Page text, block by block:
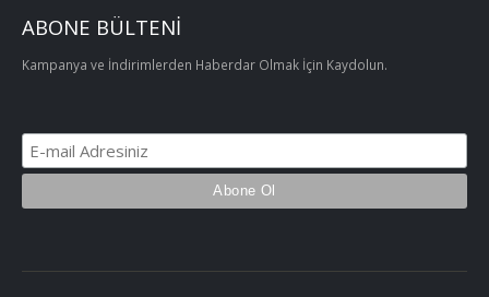
ABONE BÜLTENİ
Kampanya ve İndirimlerden Haberdar Olmak İçin Kaydolun.